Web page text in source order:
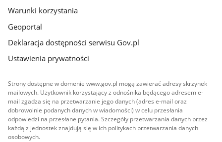
Warunki korzystania
Geoportal
Deklaracja dostępności serwisu Gov.pl
Ustawienia prywatności
Strony dostępne w domenie www.gov.pl mogą zawierać adresy skrzynek
mailowych. Użytkownik korzystający z odnośnika będącego adresem e-
mail zgadza się na przetwarzanie jego danych (adres e-mail oraz
dobrowolnie podanych danych w wiadomości) w celu przesłania
odpowiedzi na przesłane pytania. Szczegóły przetwarzania danych przez
każdą z jednostek znajdują się w ich politykach przetwarzania danych
osobowych.